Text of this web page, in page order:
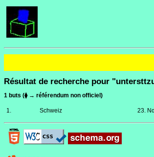
Résultat de recherche pour
1 buts (⧫ → référendum non officiel)
1. Schweiz 23.